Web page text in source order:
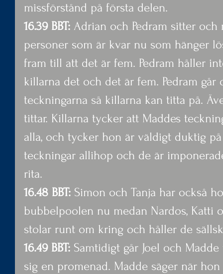
missförstånd på första delen.
16.39 BBT: Adrian och Pedram sitter
personer som är kvar nu som hänger
fram till att det är fem. Pedram håller
killarna det och det är fem. Pedram
teckningarna så killarna kan titta på.
tittar. Killarna tycker att Maddes
alla, och tycker hon är väldigt duktig
teckningar allihop och de är
rita.
16.48 BBT: Simon och Tanja har också
bubbelpoolen nu medan Nardos, Katti
stolar runt om kring och håller de
16.49 BBT: Samtidigt går Joel och
sig en promenad. Madde säger när